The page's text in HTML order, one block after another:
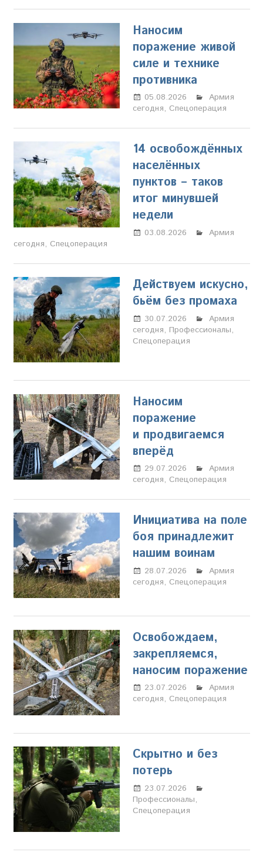
Наносим
поражение живой
силе и технике
противника
05.08.2026
Марина
Щербакова
Армия
сегодня, Спецоперация
14 освобождённых
населённых
пунктов – таков
итог минувшей
недели
03.08.2026
Марина
Армия
сегодня, Спецоперация
Действуем искусно,
бьём без промаха
30.07.2026
Марина
Щербакова
Армия
сегодня, Профессионалы,
Спецоперация
Наносим
поражение
и продвигаемся
вперёд
29.07.2026
Марина
Щербакова
Армия
сегодня, Спецоперация
Инициатива на поле
боя принадлежит
нашим воинам
28.07.2026
Марина
Щербакова
Армия
сегодня, Спецоперация
Освобождаем,
закрепляемся,
наносим поражение
23.07.2026
Марина
Щербакова
Армия
сегодня, Спецоперация
Скрытно и без
потерь
23.07.2026
Щербакова
Профессионалы,
Спецоперация